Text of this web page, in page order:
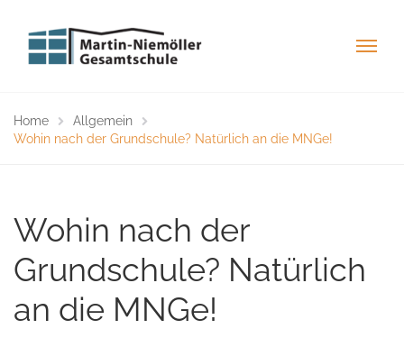
Home
Allgemein
Wohin nach der Grundschule? Natürlich an die MNGe!
Wohin nach der
Grundschule? Natürlich
an die MNGe!